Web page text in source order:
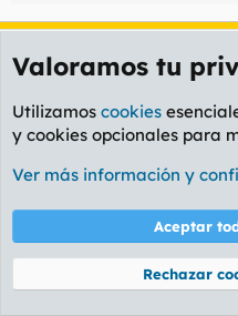
S Guest
1 Feb 2006
Vergonio rebuznó:
Sueña_conmigo rebuznó:
timoteo rebuznó:
Valoramos tu
Utilizamos cookies
y cookies opcionales para
Ver más información y
Aceptar
Rechazar